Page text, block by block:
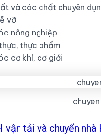
và các chất chuyên
vỡ
nông nghiệp
thực phẩm
cơ khí, cơ giới
vận tải và chuyển nhà